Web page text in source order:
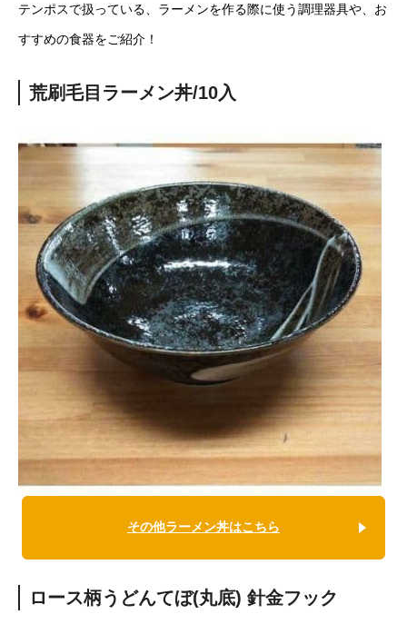
テンポスで扱っている、ラーメンを作る際に使う調理器具や、お
すすめの食器をご紹介！
荒刷毛目ラーメン丼/10入
その他ラーメン丼はこちら
ロース柄うどんてぼ(丸底) 針金フック